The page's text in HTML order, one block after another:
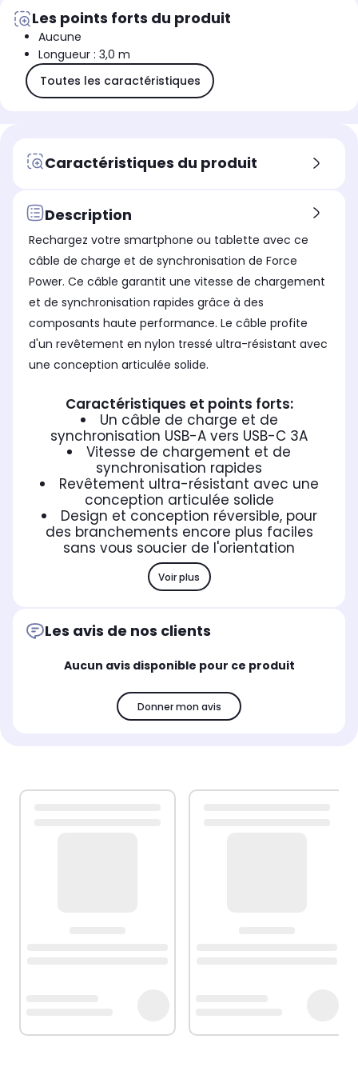
Les points forts du produit
Aucune
Longueur : 3,0 m
Toutes les caractéristiques
Caractéristiques du produit
Description
Rechargez votre smartphone ou tablette avec ce
câble de charge et de synchronisation de Force
Power. Ce câble garantit une vitesse de chargement
et de synchronisation rapides grâce à des
composants haute performance. Le câble profite
d'un revêtement en nylon tressé ultra-résistant avec
une conception articulée solide.
Caractéristiques et points forts:
Un câble de charge et de
synchronisation USB-A vers USB-C 3A
Vitesse de chargement et de
synchronisation rapides
Revêtement ultra-résistant avec une
conception articulée solide
Design et conception réversible, pour
des branchements encore plus faciles
sans vous soucier de l'orientation
Voir plus
Les avis de nos clients
Aucun avis disponible pour ce produit
Donner mon avis